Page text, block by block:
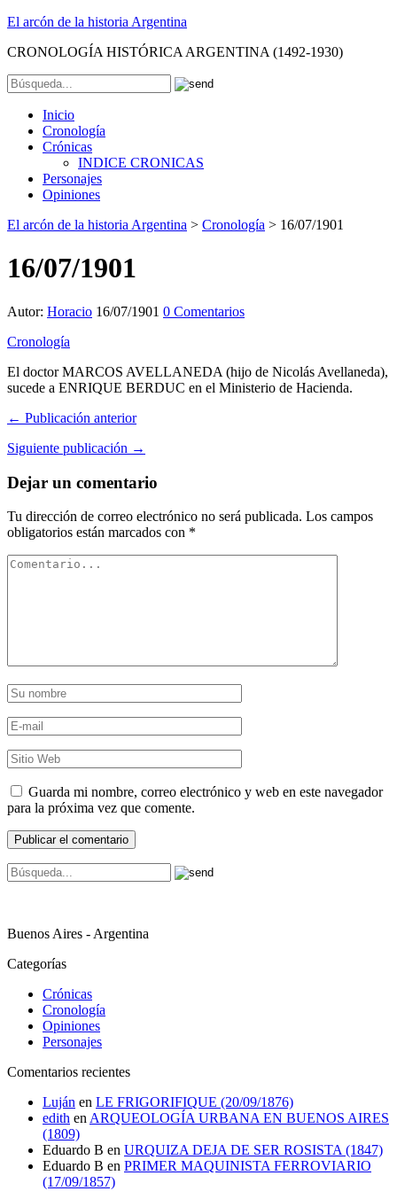
El arcón de la historia Argentina
CRONOLOGÍA HISTÓRICA ARGENTINA (1492-1930)
Inicio
Cronología
Crónicas
INDICE CRONICAS
Personajes
Opiniones
El arcón de la historia Argentina > Cronología > 16/07/1901
16/07/1901
Autor: Horacio 16/07/1901 0 Comentarios
Cronología
El doctor MARCOS AVELLANEDA (hijo de Nicolás Avellaneda),
sucede a ENRIQUE BERDUC en el Ministerio de Hacienda.
← Publicación anterior
Siguiente publicación →
Dejar un comentario
Tu dirección de correo electrónico no será publicada. Los campos
obligatorios están marcados con *
Guarda mi nombre, correo electrónico y web en este navegador
para la próxima vez que comente.
Buenos Aires - Argentina
Categorías
Crónicas
Cronología
Opiniones
Personajes
Comentarios recientes
Luján en LE FRIGORIFIQUE (20/09/1876)
edith en ARQUEOLOGÍA URBANA EN BUENOS AIRES
(1809)
Eduardo B en URQUIZA DEJA DE SER ROSISTA (1847)
Eduardo B en PRIMER MAQUINISTA FERROVIARIO
(17/09/1857)